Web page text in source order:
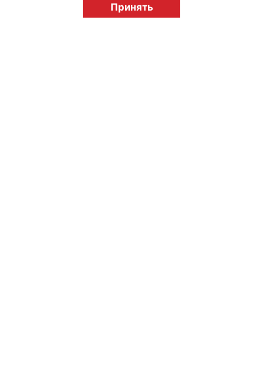
licensingrussia.ru, 2009-2026 12+
Принять